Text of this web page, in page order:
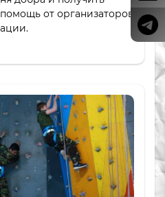
от организаторов